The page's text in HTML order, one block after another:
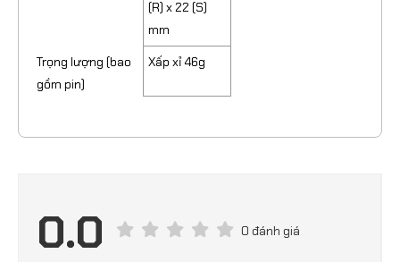
(R) x 22 (S)
mm
Trọng lượng (bao
gồm pin)
Xấp xỉ 46g
0.0 0 đánh giá